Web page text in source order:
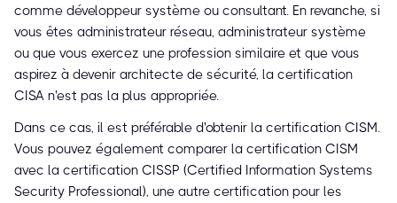
comme développeur système ou consultant. En revanche, si
vous êtes administrateur réseau, administrateur système
ou que vous exercez une profession similaire et que vous
aspirez à devenir architecte de sécurité, la certification
CISA n'est pas la plus appropriée.
Dans ce cas, il est préférable d'obtenir la certification CISM.
Vous pouvez également comparer la certification CISM
avec la certification CISSP (Certified Information Systems
Security Professional), une autre certification pour les